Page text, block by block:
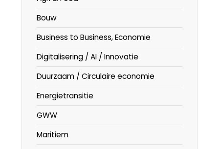
Bouw
Business to Business, Economie
Digitalisering / AI / Innovatie
Duurzaam / Circulaire economie
Energietransitie
GWW
Maritiem